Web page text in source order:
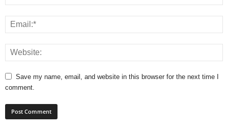
Save my name, email, and website in this browser for the next time I
comment.